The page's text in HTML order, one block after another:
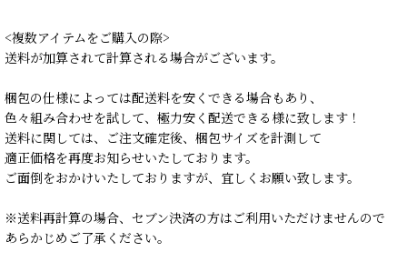
<複数アイテムをご購入の際>
送料が加算されて計算される場合がございます。
梱包の仕様によっては配送料を安くできる場合もあり、
色々組み合わせを試して、極力安く配送できる様に致します！
送料に関しては、ご注文確定後、梱包サイズを計測して
適正価格を再度お知らせいたしております。
ご面倒をおかけいたしておりますが、宜しくお願い致します。
※送料再計算の場合、セブン決済の方はご利用いただけませんので
あらかじめご了承ください。